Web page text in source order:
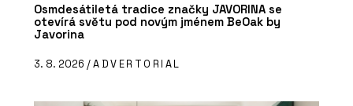
Osmdesátiletá tradice značky JAVORINA se
otevírá světu pod novým jménem BeOak by
Javorina
3. 8. 2026 /ADVERTORIAL